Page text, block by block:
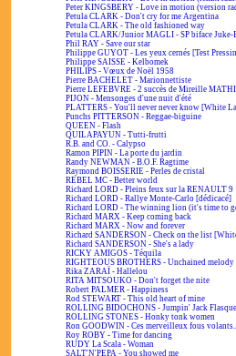
Peter KINGSBERY - Love in motion (version
Petula CLARK - Don't cry for me Argentina
Petula CLARK - The old fashioned way
Petula CLARK/Junior MAGLI - SP biface Juke-
Phil RAY - Save our star
Philippe GUYOT - Les yeux cernés [Test
Philippe SAISSE - Kelbomek
PHILIPS - Vœux de Noël 1958
Pierre BACHELET - Marionnettiste
Pierre LEFEBVRE - 2 succès de Mireille
PIJON - Mensonges d'une nuit d'été
PLATTERS - You'll never never know [White
Punchs PITTERSON - Reggae-biguine
QUEEN - Flash
QUILAPAYUN - Tutti-frutti
R.B. and CO. - Calypso
Ramon PIPIN - La porte du jardin
Randy NEWMAN - B.O.F. Ragtime
Raymond BOISSERIE - Perles de cristal
REBEL MC - Better world
Richard LORD - Pleins feux sur la RENAULT 9
Richard LORD - Rallye Monte-Carlo [dédicacé]
Richard LORD - The winning lion (it's time to
Richard MARX - Keep coming back
Richard MARX - Now and forever
Richard SANDERSON - Check on the list
Richard SANDERSON - She's a lady
RICKY AMIGOS - Téquila
RIGHTEOUS BROTHERS - Unchained melody
Rika ZARAÏ - Hallelou
RITA MITSOUKO - Don't forget the nite
Robert PALMER - Happiness
Rod STEWART - This old heart of mine
ROLLING BIDOCHONS - Jumpin' Jack Flasque
ROLLING STONES - Honky tonk women
Ron GOODWIN - Ces merveilleux fous
Roy ROBY - Time for dancing
RUDY La Scala - Woman
SALT'N'PEPA - You showed me